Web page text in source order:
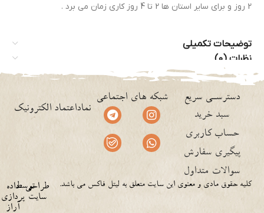
2 روز و برای سایر استان ها 2 تا 4 روز کاری زمان می برد .
توضیحات تکمیلی
نظرات (0)
دسترسـی سریع
سبد خرید
حساب کاربری
پیگیری سفارش
سوالات متداول
شبکه های اجتماعی
نماداعتماد الکترونیک
داده
پردازی
آراز
توسططراحی
سایت
کلیه حقوق مادی و معنوی این سایت متعلق به لیتل فاکس می باشد.